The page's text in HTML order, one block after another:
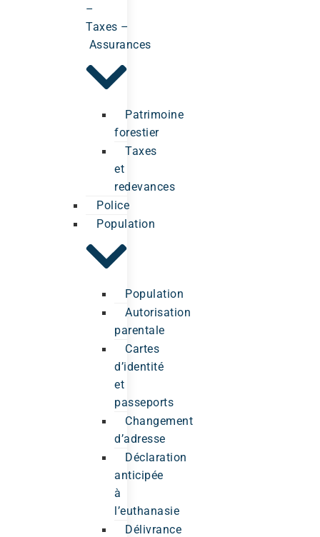
–
Taxes –
Assurances
Patrimoine
forestier
Taxes
et
redevances
Police
Population
Population
Autorisation
parentale
Cartes
d’identité
et
passeports
Changement
d’adresse
Déclaration
anticipée
à
l’euthanasie
Délivrance